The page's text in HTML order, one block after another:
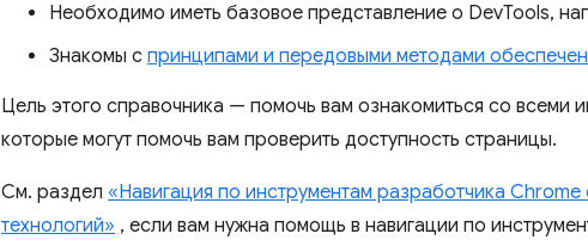
Необходимо иметь базовое представление о DevTools,
Знакомы с принципами и передовыми методами
Цель этого справочника — помочь вам ознакомиться со всеми
которые могут помочь вам проверить доступность страницы.
См. раздел «Навигация по инструментам разработчика
технологий» , если вам нужна помощь в навигации по